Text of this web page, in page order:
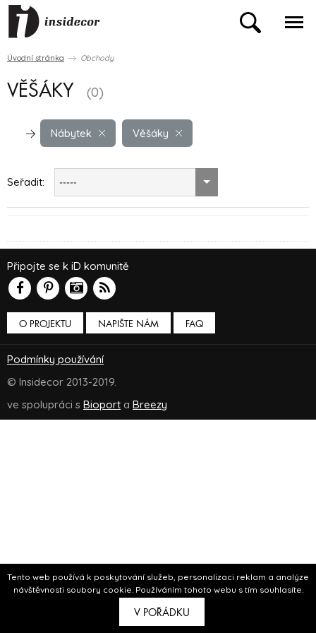
Tento web používá k poskytování služeb, personalizaci reklam a analýze
návštěvnosti soubory cookie. Používáním tohoto webu s tím souhlasíte.
V POŘÁDKU
Úvodní stránka Obchody
VĚŠÁKY (0)
Nábytek Věšáky
Seřadit: -----
O PROJEKTU NAPIŠTE NÁM
Připojte se k iD komunitě
FAQ
Podmínky používání
© Insidecor 2013-2019.
ve spolupráci s Bioport a Breezy